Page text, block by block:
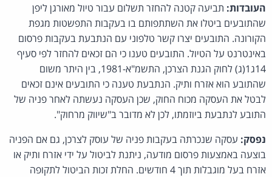
העובדות: תביעה קטנה להחזר תשלום עבור טיול מאורגן ליפן
שהתובעים ביטלו את השתתפותם בו בעקבות התפשטות מגפת
הקורונה. התובעים יצרו קשר טלפוני עם הנתבעת בעקבות פרסום
באינטרנט על הטיול. התובעים טענו כי הם זכאים להחזר לפי סעיף
14ג1(ג) לחוק הגנת הצרכן, התשמ"א-1981, בין היתר משום
שהתובע הוא אזרח ותיק. הנתבעת טענה כי התובעים אינם זכאים
לבטל את העסקה מכוח החוק, שכן העסקה נעשתה לאחר פניה של
התובע לנתבעת ביוזמתו, לכן לא מדובר ב"שיווק מרחוק".
נפסק: עסקה שנכרתה בעקבות פניה של עוסק לצרכן, גם אם הפניה
בוצעה באמצעות פרסום מודעה, ניתנת לביטול על ידי אזרח ותיק או
אזרח בעל מוגבלות תוך 4 חודשים. החלת זכות הביטול לתקופה